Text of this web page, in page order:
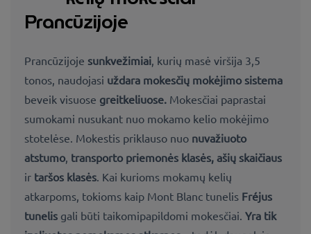
Prancūzijoje
Prancūzijoje sunkvežimiai , kurių masė viršija 3,5
tonos , naudojasi uždara mokesčių mokėjimo sistema
beveik visuose greitkeliuose. Mokesčiai paprastai
sumokami nusukant nuo mokamo kelio mokėjimo
stotelėse. Mokestis priklauso nuo nuvažiuoto
atstumo transporto priemonės klasės, ašių skaičiaus
ir taršos klasės . Kai kurioms mokamų kelių
atkarpoms, tokioms kaip Mont Blanc tunelis Fréjus
tunelis gali būti taikomipapildomi mokesčiai Yra tik